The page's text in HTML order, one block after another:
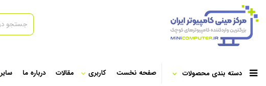
دسته بندی محصولات صفحه نخست کاربری مقالات درباره ما سایر